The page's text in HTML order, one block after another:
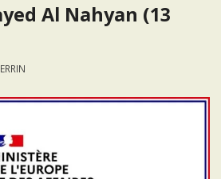
Al Nahyan (13